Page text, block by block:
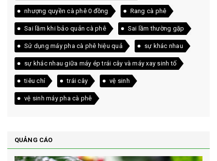
nhượng quyền cà phê 0 đồng Rang cà phê
Sai lầm khi bảo quản cà phê Sai lầm thường gặp
Sử dụng máy pha cà phê hiệu quả sự khác nhau
sự khác nhau giữa máy ép trái cây và máy xay sinh tố
tiêu chí trái cây vệ sinh
vệ sinh máy pha cà phê
QUẢNG CÁO